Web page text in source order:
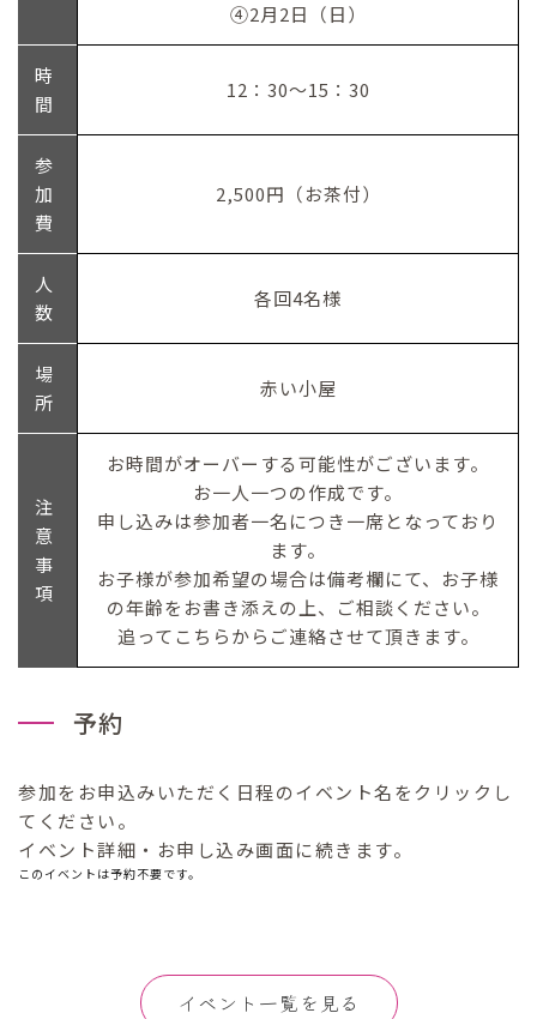
④2月2日（日）
時
間
12：30～15：30
参
加
費
2,500円（お茶付）
人
数
各回4名様
場
所
赤い小屋
注
意
事
項
お時間がオーバーする可能性がございます。
お一人一つの作成です。
申し込みは参加者一名につき一席となっており
ます。
お子様が参加希望の場合は備考欄にて、お子様
の年齢をお書き添えの上、ご相談ください。
追ってこちらからご連絡させて頂きます。
予約
参加をお申込みいただく日程のイベント名をクリックし
てください。
イベント詳細・お申し込み画面に続きます。
このイベントは予約不要です。
イベント一覧を見る